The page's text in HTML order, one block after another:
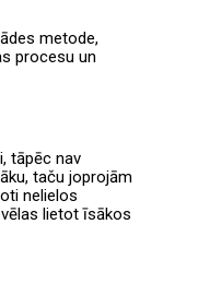
metode,
procesu un
tāpēc nav
taču joprojām
nelielos
lietot īsākos